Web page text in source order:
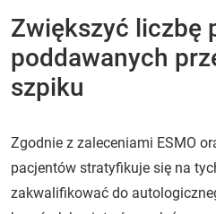
Zwiększyć liczbę
poddawanych
szpiku
Zgodnie z zaleceniami ESMO
pacjentów stratyfikuje się na
zakwalifikować do